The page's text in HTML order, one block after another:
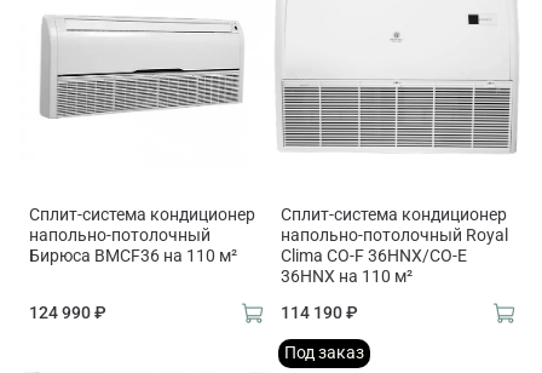
Сплит-система кондиционер
напольно-потолочный
Бирюса BMCF36 на 110 м²
124 990 ₽
Сплит-система кондиционер
напольно-потолочный Royal
Clima CO-F 36HNX/CO-E
36HNX на 110 м²
114 190 ₽
Под заказ